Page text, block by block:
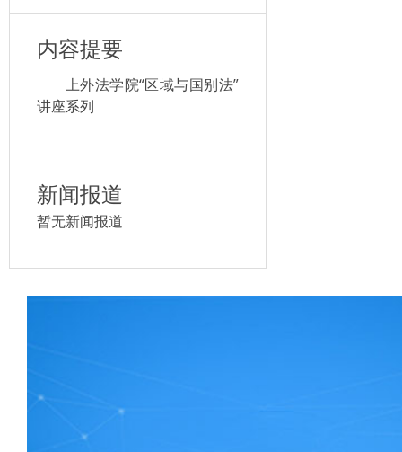
内容提要
上外法学院“区域与国别法”
讲座系列
新闻报道
暂无新闻报道